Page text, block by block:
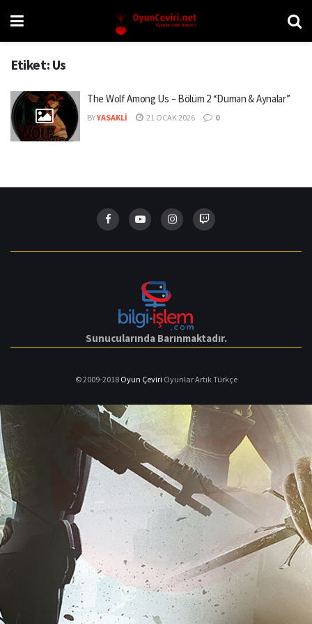
Etiket: Us
The Wolf Among Us – Bölüm 2 “Duman & Aynalar”
BYYASAKLI 21 OCAK 2026 0
Sunucularında Barınmaktadır.
© 2009-2018 Oyun Çeviri Oyunlar Artık Türkçe